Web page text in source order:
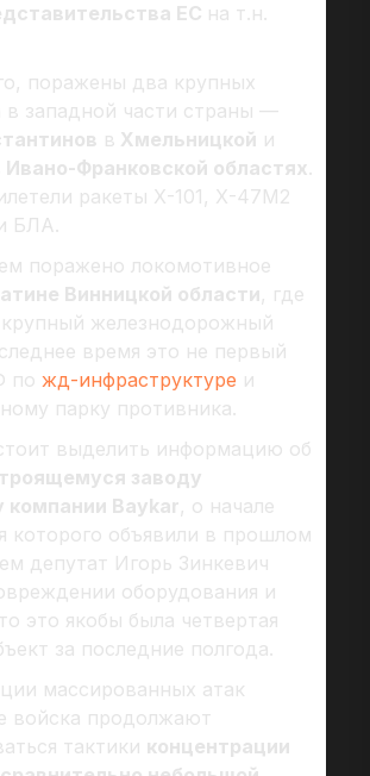
ЕС на т.н.
поражены два крупных
в западной части страны —
в Хмельницкой и
Ивано-Франковской областях.
ракеты Х-101, Х-47М2
БЛА.
поражено локомотивное
Винницкой области, где
крупный железнодорожный
время это не первый
по жд-инфраструктуре и
парку противника.
выделить информацию об
заводу
компании Baykar, о начале
которого объявили в прошлом
депутат Игорь Зинкевич
оборудования и
это якобы была четвертая
за последние полгода.
массированных атак
войска продолжают
тактики концентрации